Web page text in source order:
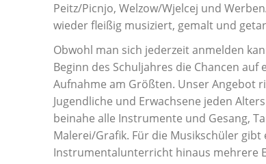
Peitz/Picnjo, Welzow/Wjelcej und
wieder fleißig musiziert, gemalt und
Obwohl man sich jederzeit anmelden
Beginn des Schuljahres die Chancen auf
Aufnahme am Größten. Unser Angebot
Jugendliche und Erwachsene jeden
beinahe alle Instrumente und Gesang,
Malerei/Grafik. Für die Musikschüler gibt
Instrumentalunterricht hinaus mehrere